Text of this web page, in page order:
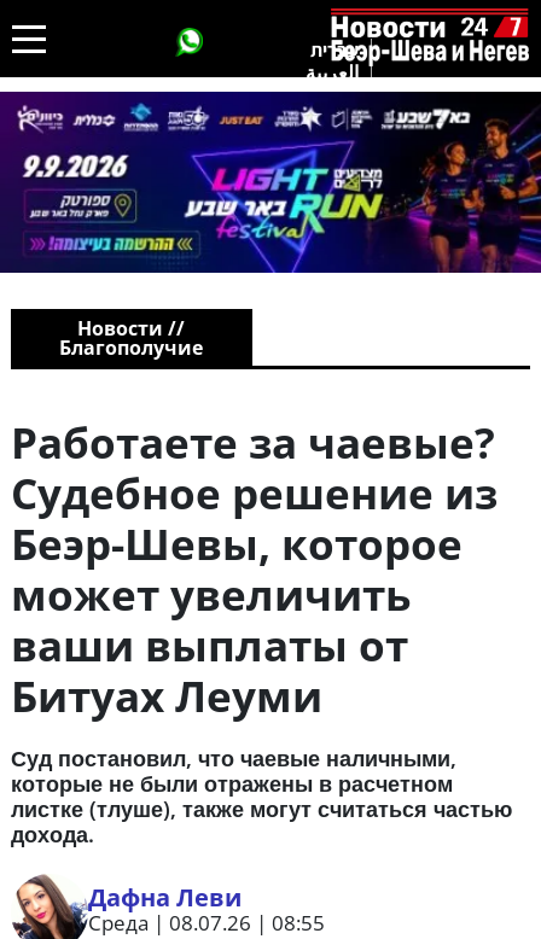
עברית
العربية
Новости //
Благополучие
Работаете за чаевые?
Судебное решение из
Беэр-Шевы, которое
может увеличить
ваши выплаты от
Битуах Леуми
Суд постановил, что чаевые наличными,
которые не были отражены в расчетном
листке (тлуше), также могут считаться частью
дохода.
Дафна Леви
Среда | 08.07.26 | 08:55